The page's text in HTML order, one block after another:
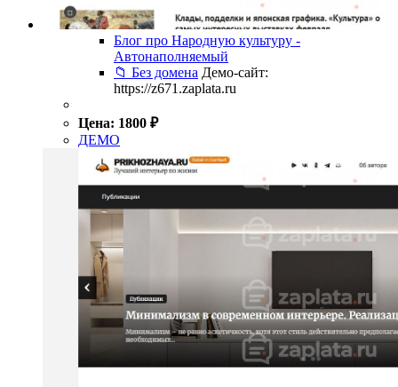
Блог про Народную культуру -
Автонаполняемый
📁 Без домена Демо-сайт:
https://z671.zaplata.ru
Цена: 1800 ₽
ДЕМО